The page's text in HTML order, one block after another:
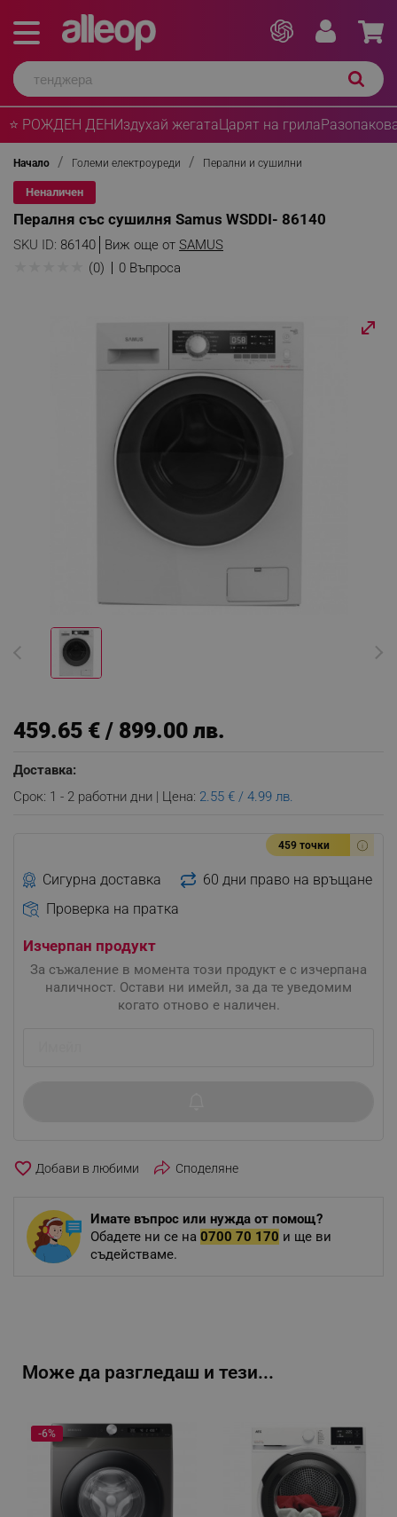
⭐ РОЖДЕН ДЕНИздухай жегатаЦарят на грила
Начало Големи електроуреди Перални и сушилни
Неналичен
Пералня със сушилня Samus WSDDI- 86140
SKU ID: 86140 Виж още от SAMUS
(0) 0 Въпроса
459.65 € / 899.00 лв.
Доставка:
Срок: 1 - 2 работни дни | Цена: 2.55 € / 4.99 лв.
459 точки
Сигурна доставка
60 дни право на връщане
Проверка на пратка
Изчерпан продукт
За съжаление в момента този продукт е с изчерпана
наличност. Остави ни имейл, за да те уведомим
когато отново е наличен.
favorite_border Споделяне
Имате въпрос или нужда от помощ?
Обадете ни се на 0700 70 170 и ще ви
съдействаме.
Може да разгледаш и тези...
-6%